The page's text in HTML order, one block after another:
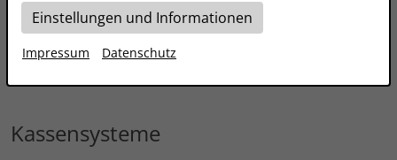
BLE Umgebungsbedingungen
Kassensysteme
Einstellungen und Informationen
Impressum Datenschutz